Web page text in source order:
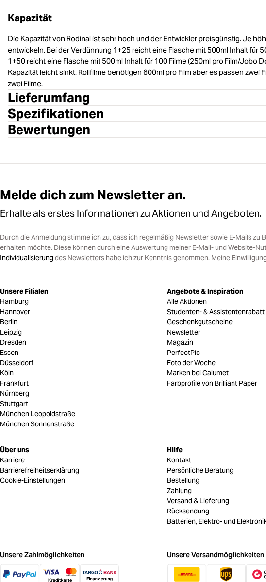
Kapazität
Die Kapazität von Rodinal ist sehr hoch und der Entwickler preisgünstig. Je
entwickeln. Bei der Verdünnung 1+25 reicht eine Flasche mit 500ml Inhalt für
1+50 reicht eine Flasche mit 500ml Inhalt für 100 Filme (250ml pro Film/Jobo
Kapazität leicht sinkt. Rollfilme benötigen 600ml pro Film aber es passen zwei
zwei Filme.
Lieferumfang
Spezifikationen
Bewertungen
Melde dich zum Newsletter an.
Erhalte als erstes Informationen zu Aktionen und Angeboten.
Durch die Anmeldung stimme ich zu, dass ich regelmäßig Newsletter sowie E-Mails
erhalten möchte. Diese können durch eine Auswertung meiner E-Mail- und Website-
Individualisierungdes Newsletters habe ich zur Kenntnis genommen. Meine
Unsere Filialen
Hamburg
Hannover
Berlin
Leipzig
Dresden
Essen
Düsseldorf
Köln
Frankfurt
Nürnberg
Stuttgart
München Leopoldstraße
München Sonnenstraße
Über uns
Karriere
Barrierefreiheitserklärung
Cookie-Einstellungen
Angebote & Inspiration
Alle Aktionen
Studenten- & Assistentenrabatt
Geschenkgutscheine
Newsletter
Magazin
PerfectPic
Foto der Woche
Marken bei Calumet
Farbprofile von Brilliant Paper
Hilfe
Kontakt
Persönliche Beratung
Bestellung
Zahlung
Versand & Lieferung
Rücksendung
Batterien, Elektro- und
Unsere Zahlmöglichkeiten Unsere Versandmöglichkeiten